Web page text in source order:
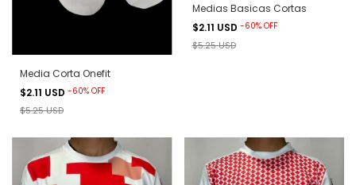
Media Corta Onefit
$2.11 USD -60% OFF
$5.25 USD
Medias Basicas Cortas
$2.11 USD -60% OFF
$5.25 USD